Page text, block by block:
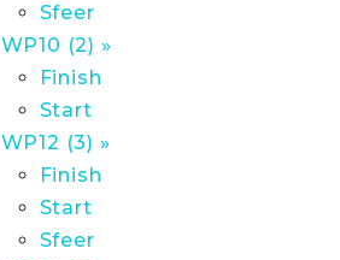
Sfeer
WP10 (2) »
Finish
Start
WP12 (3) »
Finish
Start
Sfeer